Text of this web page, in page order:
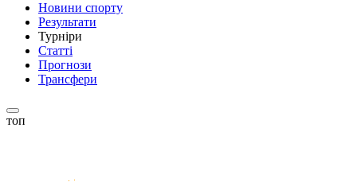
Новини спорту
Результати
Турніри
Статті
Прогнози
Трансфери
топ